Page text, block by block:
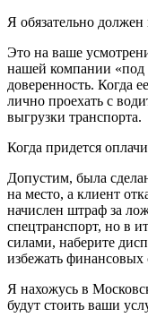
Я обязательно должен
Это на ваше
нашей компании «под
доверенность. Когда
лично проехать с
выгрузки транспорта.
Когда придется
Допустим, была
на место, а клиент
начислен штраф за
спецтранспорт, но в
силами, наберите
избежать финансовых
Я нахожусь в
будут стоить ваши